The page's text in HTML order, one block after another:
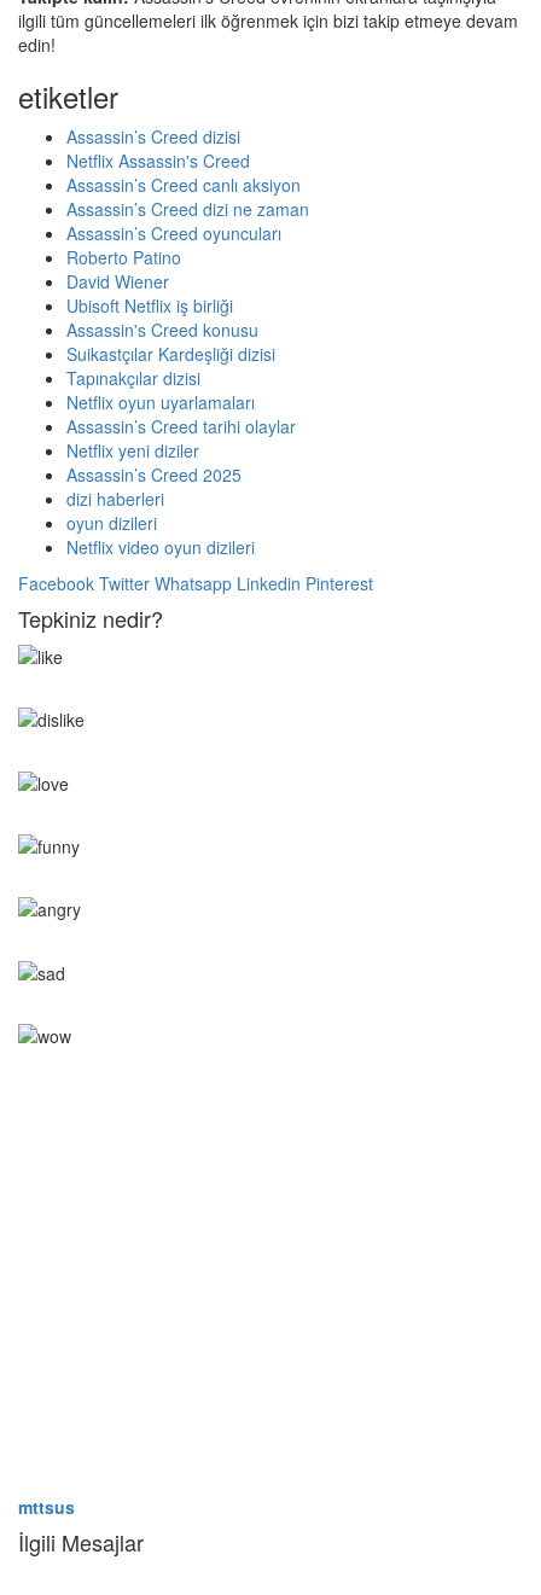
ilgili tüm güncellemeleri ilk öğrenmek için bizi takip etmeye devam
edin!
etiketler
Assassin’s Creed dizisi
Netflix Assassin's Creed
Assassin’s Creed canlı aksiyon
Assassin’s Creed dizi ne zaman
Assassin’s Creed oyuncuları
Roberto Patino
David Wiener
Ubisoft Netflix iş birliği
Assassin's Creed konusu
Suikastçılar Kardeşliği dizisi
Tapınakçılar dizisi
Netflix oyun uyarlamaları
Assassin’s Creed tarihi olaylar
Netflix yeni diziler
Assassin’s Creed 2025
dizi haberleri
oyun dizileri
Netflix video oyun dizileri
Facebook Twitter Whatsapp Linkedin Pinterest
Tepkiniz nedir?
mttsus
İlgili Mesajlar